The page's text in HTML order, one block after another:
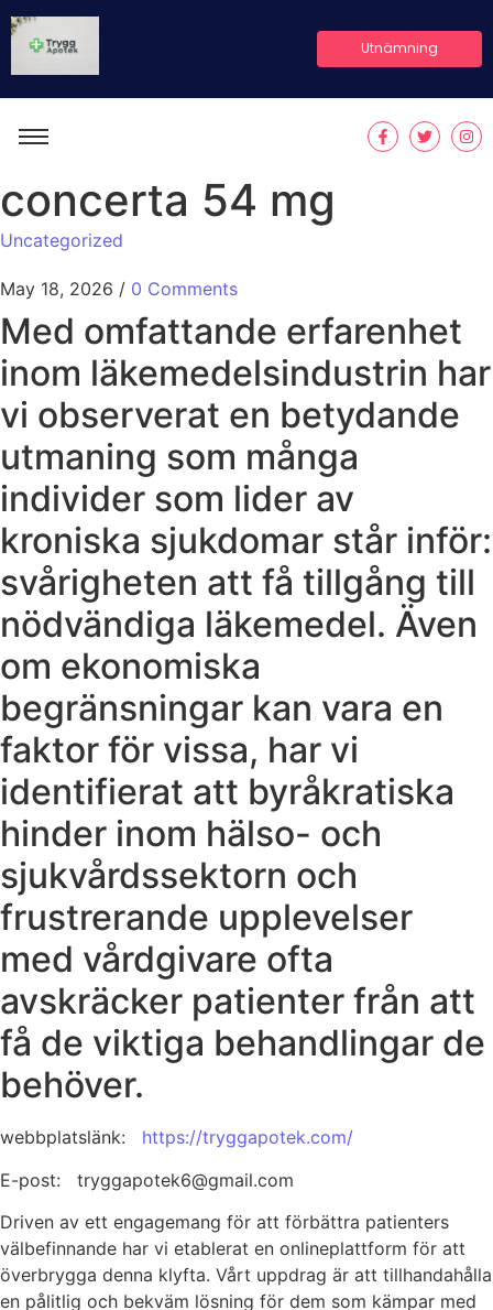
Utnämning
concerta 54 mg
Uncategorized
May 18, 2026 / 0 Comments
​Med omfattande erfarenhet
inom läkemedelsindustrin har
vi observerat en betydande
utmaning som många
individer som lider av
kroniska sjukdomar står inför:
svårigheten att få tillgång till
nödvändiga läkemedel. Även
om ekonomiska
begränsningar kan vara en
faktor för vissa, har vi
identifierat att byråkratiska
hinder inom hälso- och
sjukvårdssektorn och
frustrerande upplevelser
med vårdgivare ofta
avskräcker patienter från att
få de viktiga behandlingar de
behöver.
webbplatslänk: https://tryggapotek.com/
E-post: tryggapotek6@gmail.com
Driven av ett engagemang för att förbättra patienters
välbefinnande har vi etablerat en onlineplattform för att
överbrygga denna klyfta. Vårt uppdrag är att tillhandahålla
en pålitlig och bekväm lösning för dem som kämpar med